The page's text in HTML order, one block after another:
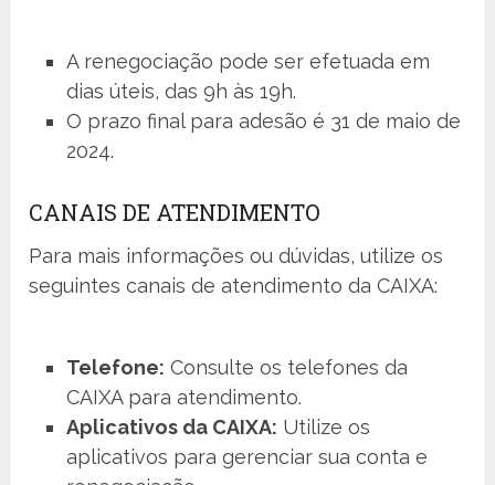
A renegociação pode ser efetuada em
dias úteis, das 9h às 19h.
O prazo final para adesão é 31 de maio de
2024.
CANAIS DE ATENDIMENTO
Para mais informações ou dúvidas, utilize os
seguintes canais de atendimento da CAIXA:
Telefone: Consulte os telefones da
CAIXA para atendimento.
Aplicativos da CAIXA: Utilize os
aplicativos para gerenciar sua conta e